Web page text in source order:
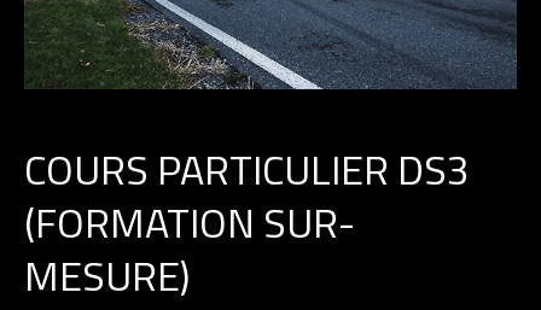
COURS PARTICULIER DS3
(FORMATION SUR-
MESURE)